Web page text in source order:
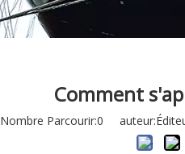
Comment
Nombre Parcourir:0